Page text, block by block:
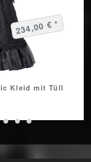
Kleid mit Tüll
234,00 € *